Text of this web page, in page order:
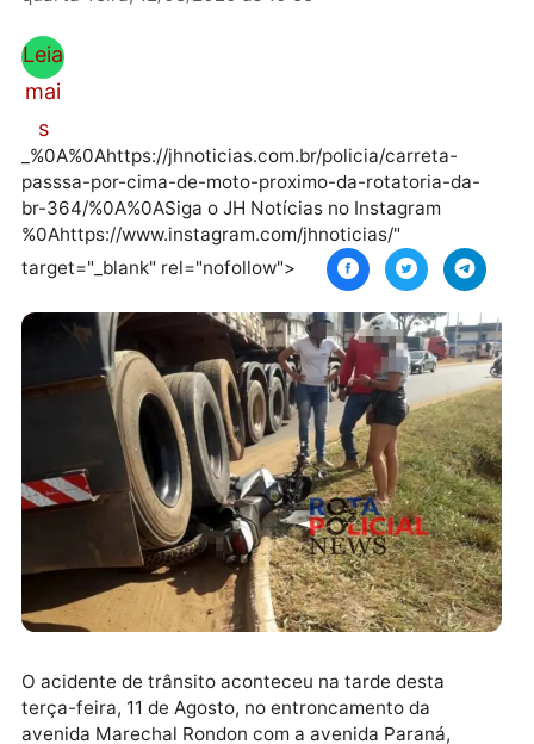
Por
quarta-feira, 12/08/2020 às 10:55
Leia
mai
s
_%0A%0Ahttps://jhnoticias.com.br/policia/carreta-
passsa-por-cima-de-moto-proximo-da-rotatoria-da-
%0Ahttps://www.instagram.com/jhnoticias/"
target="_blank" rel="nofollow">